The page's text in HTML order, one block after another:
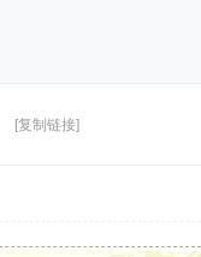
[复制链接]